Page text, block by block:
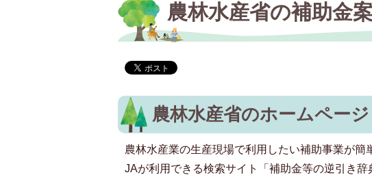
農林水産省の補助金
農林水産省のホームペー
農林水産業の生産現場で利用したい補助事業が
JAが利用できる検索サイト「補助金等の逆引き辞